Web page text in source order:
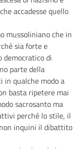
accadesse quello
mussoliniano che in
sia forte e
democratico di
parte della
in qualche modo a
basta ripetere mai
sacrosanto ma
perché lo stile, il
inquini il dibattito